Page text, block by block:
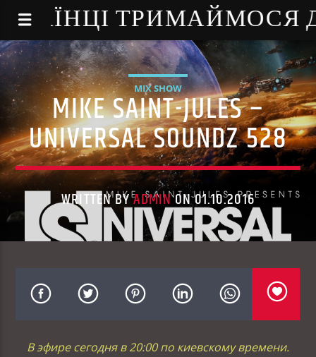
- УКРАЇНЦІ
MIX SHOW
MIKE SAINT-JULES –
UNIVERSAL SOUNDZ 528
WRITTEN BYADMINON 01.10.2016
В эфире сегодня в 20:00 по киевскому времени.